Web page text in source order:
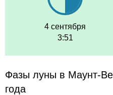
4 сентября
3:51
Фазы луны в Маунт-
года